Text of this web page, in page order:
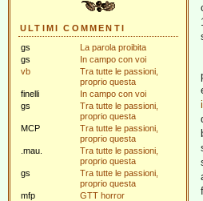
ULTIMI COMMENTI
gs
La parola proibita
gs
In campo con voi
vb
Tra tutte le passioni,
proprio questa
finelli
In campo con voi
gs
Tra tutte le passioni,
proprio questa
MCP
Tra tutte le passioni,
proprio questa
.mau.
Tra tutte le passioni,
proprio questa
gs
Tra tutte le passioni,
proprio questa
mfp
GTT horror